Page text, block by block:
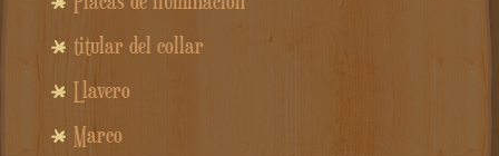
titular del collar
Llavero
Marco